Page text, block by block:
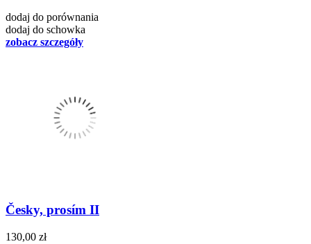
dodaj do porównania
dodaj do schowka
zobacz szczegóły
Česky, prosím II
130,00 zł